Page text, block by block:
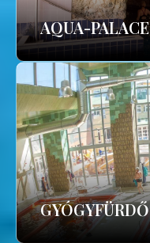
AQUA-PALACE
GYÓGYFÜRDŐ